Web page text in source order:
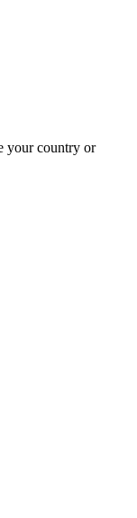
your country or